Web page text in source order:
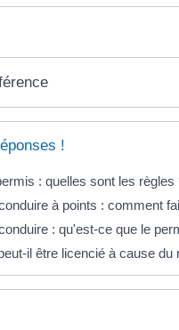
!
: quelles sont les règles
à points : comment
: qu'est-ce que le
il être licencié à cause